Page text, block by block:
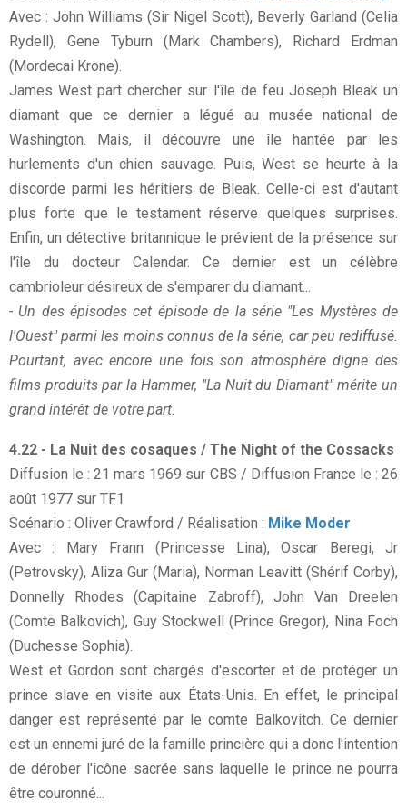
Avec : John Williams (Sir Nigel Scott), Beverly Garland (Celia
Rydell), Gene Tyburn (Mark Chambers), Richard Erdman
(Mordecai Krone).
James West part chercher sur l'île de feu Joseph Bleak un
diamant que ce dernier a légué au musée national de
Washington. Mais, il découvre une île hantée par les
hurlements d'un chien sauvage. Puis, West se heurte à la
discorde parmi les héritiers de Bleak. Celle-ci est d'autant
plus forte que le testament réserve quelques surprises.
Enfin, un détective britannique le prévient de la présence sur
l'île du docteur Calendar. Ce dernier est un célèbre
cambrioleur désireux de s'emparer du diamant...
- Un des épisodes cet épisode de la série "Les Mystères de
l'Ouest" parmi les moins connus de la série, car peu rediffusé.
Pourtant, avec encore une fois son atmosphère digne des
films produits par la Hammer, "La Nuit du Diamant" mérite un
grand intérêt de votre part.
4.22 - La Nuit des cosaques / The Night of the Cossacks
Diffusion le : 21 mars 1969 sur CBS / Diffusion France le : 26
août 1977 sur TF1
Scénario : Oliver Crawford / Réalisation : Mike Moder
Avec : Mary Frann (Princesse Lina), Oscar Beregi, Jr
(Petrovsky), Aliza Gur (Maria), Norman Leavitt (Shérif Corby),
Donnelly Rhodes (Capitaine Zabroff), John Van Dreelen
(Comte Balkovich), Guy Stockwell (Prince Gregor), Nina Foch
(Duchesse Sophia).
West et Gordon sont chargés d'escorter et de protéger un
prince slave en visite aux États-Unis. En effet, le principal
danger est représenté par le comte Balkovitch. Ce dernier
est un ennemi juré de la famille princière qui a donc l'intention
de dérober l'icône sacrée sans laquelle le prince ne pourra
être couronné...